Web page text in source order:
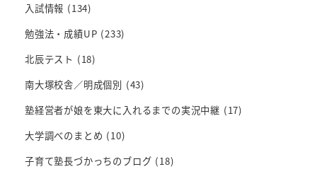
入試情報 (134)
勉強法・成績UP (233)
北辰テスト (18)
南大塚校舎／明成個別 (43)
塾経営者が娘を東大に入れるまでの実況中継 (17)
大学調べのまとめ (10)
子育て塾長づかっちのブログ (18)